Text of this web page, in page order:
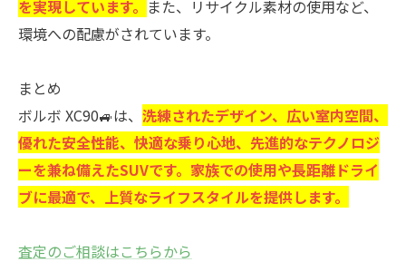
を実現しています。 また、リサイクル素材の使用など、
環境への配慮がされています。
まとめ
ボルボ XC90🚙は、 洗練されたデザイン、広い室内空間、
優れた安全性能、快適な乗り心地、先進的なテクノロジ
ーを兼ね備えたSUVです。家族での使用や長距離ドライ
ブに最適で、上質なライフスタイルを提供します。
査定のご相談はこちらから